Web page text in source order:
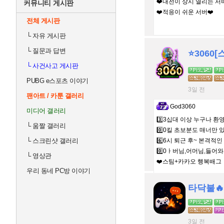
커뮤니티 게시판
전체 게시판
└자유 게시판
└질문과 답변
└사건사고 게시판
PUBG e스포츠 이야기
팬아트 / 카툰 갤러리
미디어 갤러리
└움짤 갤러리
└스크린샷 갤러리
└영상관
우리 동네 PC방 이야기
❤️내전이 상시 열리는
❤️적응이 쉬운 서버❤️
⭐️3060[
3일 전
God3060
3️⃣3십대 이상 누구나 환
0️⃣0킬 초보분도 매너만
6️⃣6시 퇴근 후~ 본격적
0️⃣0ㅏ버님,어머님,들어
❤️스팀+카카오 행복배그
타닥불🔥
3일 전